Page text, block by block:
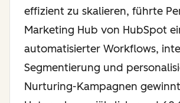
effizient zu skalieren, führte
Marketing Hub von HubSpot
automatisierter Workflows,
Segmentierung und
Nurturing-Kampagnen